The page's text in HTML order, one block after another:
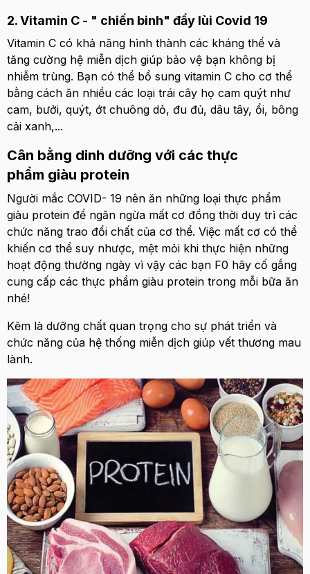
2. Vitamin C - " chiến binh" đẩy lùi Covid 19
Vitamin C có khả năng hình thành các kháng thể và
tăng cường hệ miễn dịch giúp bảo vệ bạn không bị
nhiễm trùng. Bạn có thể bổ sung vitamin C cho cơ thể
bằng cách ăn nhiều các loại trái cây họ cam quýt như
cam, bưởi, quýt, ớt chuông dỏ, đu đủ, dâu tây, ổi, bông
cải xanh,...
Cân bằng dinh dưỡng với các thực
phẩm giàu protein
Người mắc COVID- 19 nên ăn những loại thực phẩm
giàu protein để ngăn ngừa mất cơ đồng thời duy trì các
chức năng trao đổi chất của cơ thể. Việc mất cơ có thể
khiến cơ thể suy nhược, mệt mỏi khi thực hiện những
hoạt động thường ngày vì vậy các bạn F0 hãy cố gắng
cung cấp các thực phẩm giàu protein trong mỗi bữa ăn
nhé!
Kẽm là dưỡng chất quan trọng cho sự phát triển và
chức năng của hệ thống miễn dịch giúp vết thương mau
lành.